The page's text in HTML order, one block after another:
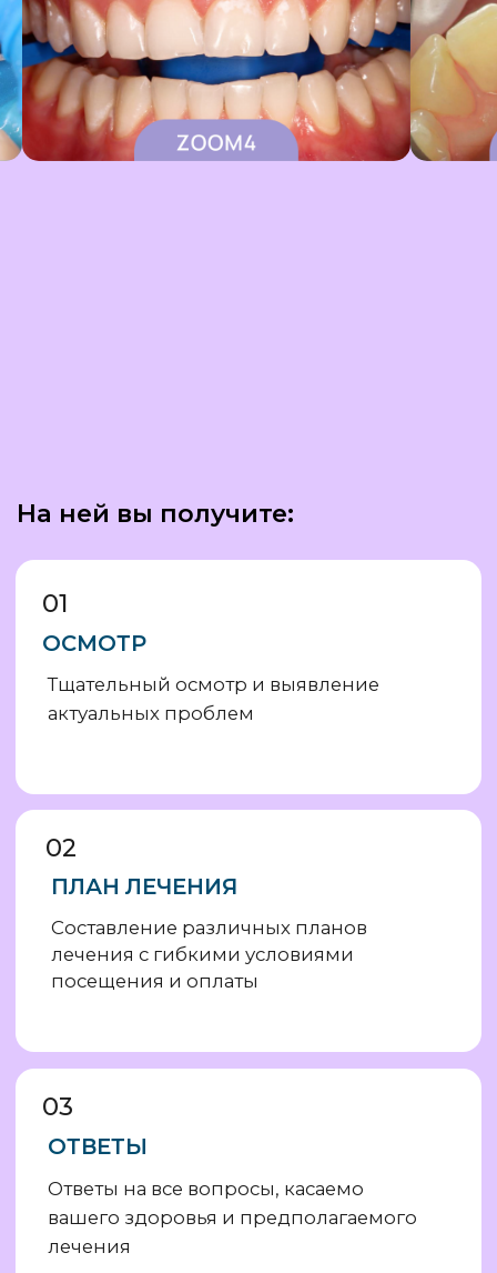
проверяет отзывы пациентов, а также
ведет рейтинги.
Уютный интерьер и
Удобные кресла и современное
оборудование